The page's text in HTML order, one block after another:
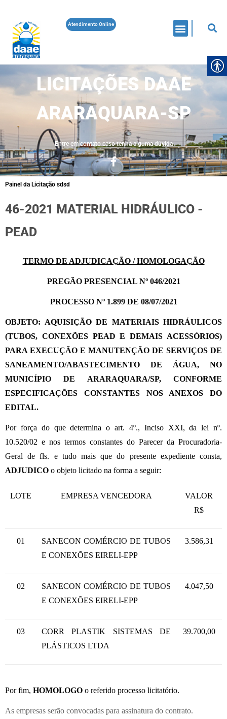
Atendimento Online
LICITAÇÕES DAAE
ARARAQUARA-SP
Entre em contato caso tenha alguma dúvida
Painel da Licitação sdsd
46-2021 MATERIAL HIDRÁULICO -
PEAD
TERMO DE ADJUDICAÇÃO / HOMOLOGAÇÃO
PREGÃO PRESENCIAL Nº 046/2021
PROCESSO Nº 1.899 DE 08/07/2021
OBJETO: AQUISIÇÃO DE MATERIAIS HIDRÁULICOS
(TUBOS, CONEXÕES PEAD E DEMAIS ACESSÓRIOS)
PARA EXECUÇÃO E MANUTENÇÃO DE SERVIÇOS DE
SANEAMENTO/ABASTECIMENTO DE ÁGUA, NO
MUNICÍPIO DE ARARAQUARA/SP, CONFORME
ESPECIFICAÇÕES CONSTANTES NOS ANEXOS DO
EDITAL.
Por força do que determina o art. 4º., Inciso XXI, da lei nº.
10.520/02 e nos termos constantes do Parecer da Procuradoria-
Geral de fls. e tudo mais que do presente expediente consta,
ADJUDICO o objeto licitado na forma a seguir:
LOTE EMPRESA VENCEDORA
VALOR
R$
01
SANECON COMÉRCIO DE TUBOS
E CONEXÕES EIRELI-EPP
3.586,31
02
SANECON COMÉRCIO DE TUBOS
E CONEXÕES EIRELI-EPP
4.047,50
03
CORR PLASTIK SISTEMAS DE
PLÁSTICOS LTDA
39.700,00
Por fim, HOMOLOGO o referido processo licitatório.
As empresas serão convocadas para assinatura do contrato.